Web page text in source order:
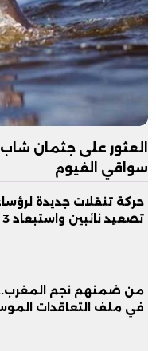
العثور على جثمان
سواقي الفيوم
حركة تنقلات جديدة
تصعيد نائبين واستبعاد 3 رؤساء
من ضمنهم نجم المغرب..
في ملف التعاقدات